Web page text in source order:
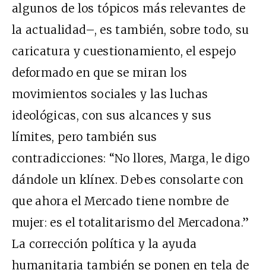
algunos de los tópicos más relevantes de
la actualidad–, es también, sobre todo, su
caricatura y cuestionamiento, el espejo
deformado en que se miran los
movimientos sociales y las luchas
ideológicas, con sus alcances y sus
límites, pero también sus
contradicciones: “No llores, Marga, le digo
dándole un klínex. Debes consolarte con
que ahora el Mercado tiene nombre de
mujer: es el totalitarismo del Mercadona.”
La corrección política y la ayuda
humanitaria también se ponen en tela de